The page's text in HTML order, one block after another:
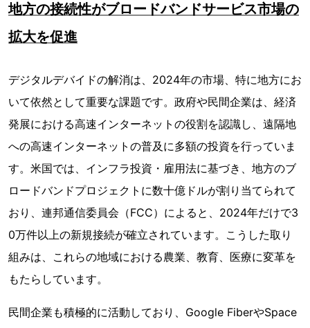
地方の接続性がブロードバンドサービス市場の
拡大を促進
デジタルデバイドの解消は、2024年の市場、特に地方にお
いて依然として重要な課題です。政府や民間企業は、経済
発展における高速インターネットの役割を認識し、遠隔地
への高速インターネットの普及に多額の投資を行っていま
す。米国では、インフラ投資・雇用法に基づき、地方のブ
ロードバンドプロジェクトに数十億ドルが割り当てられて
おり、連邦通信委員会（FCC）によると、2024年だけで3
0万件以上の新規接続が確立されています。こうした取り
組みは、これらの地域における農業、教育、医療に変革を
もたらしています。
民間企業も積極的に活動しており、Google FiberやSpace